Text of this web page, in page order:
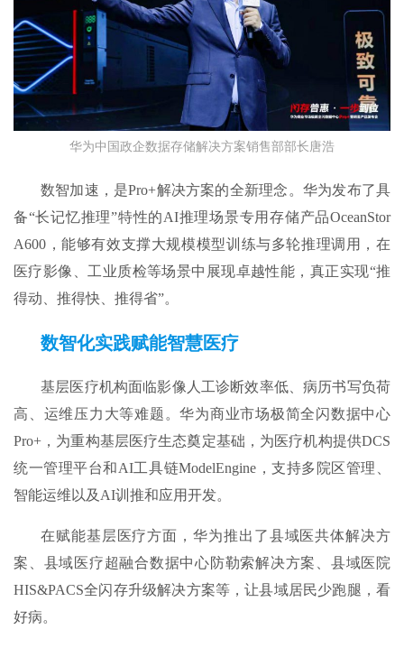
华为中国政企数据存储解决方案销售部部长唐浩
数智加速，是Pro+解决方案的全新理念。华为发布了具
备“长记忆推理”特性的AI推理场景专用存储产品OceanStor
A600，能够有效支撑大规模模型训练与多轮推理调用，在
医疗影像、工业质检等场景中展现卓越性能，真正实现“推
得动、推得快、推得省”。
数智化实践赋能智慧医疗
基层医疗机构面临影像人工诊断效率低、病历书写负荷
高、运维压力大等难题。华为商业市场极简全闪数据中心
Pro+，为重构基层医疗生态奠定基础，为医疗机构提供DCS
统一管理平台和AI工具链ModelEngine，支持多院区管理、
智能运维以及AI训推和应用开发。
在赋能基层医疗方面，华为推出了县域医共体解决方
案、县域医疗超融合数据中心防勒索解决方案、县域医院
HIS&PACS全闪存升级解决方案等，让县域居民少跑腿，看
好病。